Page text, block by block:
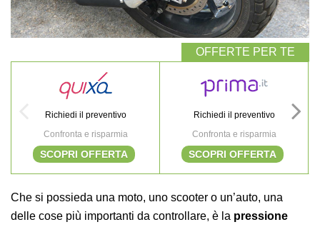
Richiedi il preventivo
Confronta e risparmia
SCOPRI OFFERTA
Richiedi il preventivo
Confronta e risparmia
SCOPRI OFFERTA
Che si possieda una moto, uno scooter o un’auto, una
delle cose più importanti da controllare, è la pressione